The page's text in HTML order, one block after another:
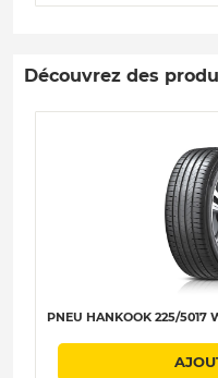
Découvrez des
PNEU HANKOOK 225/5017